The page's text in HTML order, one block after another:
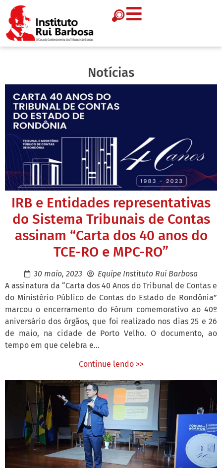
Notícias
IRB e Entidades representativas
do Sistema Tribunais de Contas
assinam “Carta dos 40 anos do
TCE-RO e MPC-RO”
30 maio, 2023
Equipe Instituto Rui Barbosa
A assinatura da “Carta dos 40 Anos do Tribunal de Contas e
do Ministério Público de Contas do Estado de Rondônia”
marcou o encerramento do Fórum comemorativo ao 40º
aniversário dos órgãos, que foi realizado nos dias 25 e 26
de maio, na cidade de Porto Velho. O documento, ao
tempo em que celebra e...
Continue lendo >>